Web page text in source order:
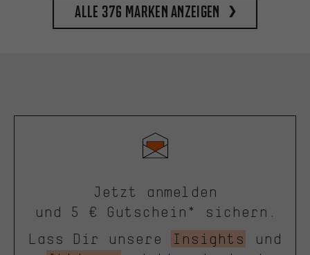
Alle 376 Marken anzeigen
Jetzt anmelden
und 5 € Gutschein* sichern.
Lass Dir unsere
Insights
und